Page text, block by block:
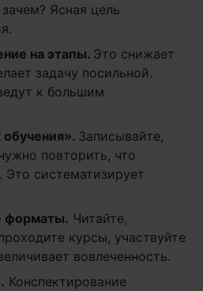
Ясная цель
на этапы. Это снижает
задачу посильной.
к большим
Записывайте,
повторить, что
Это систематизирует
форматы. Читайте,
курсы, участвуйте
вовлеченность.
Конспектирование